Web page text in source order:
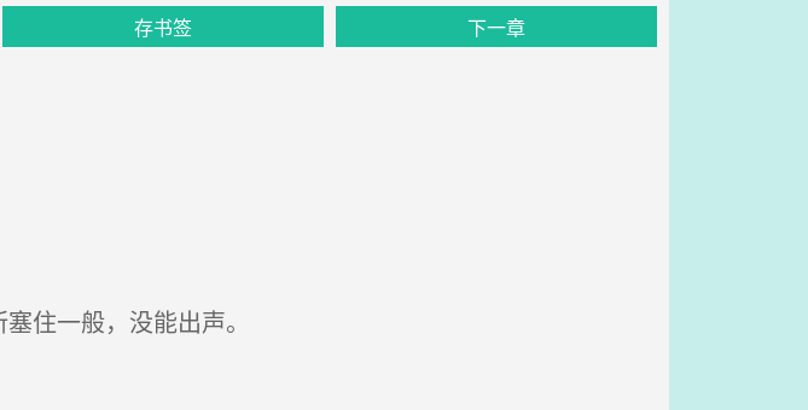
存书签 下一章
住一般，没能出声。